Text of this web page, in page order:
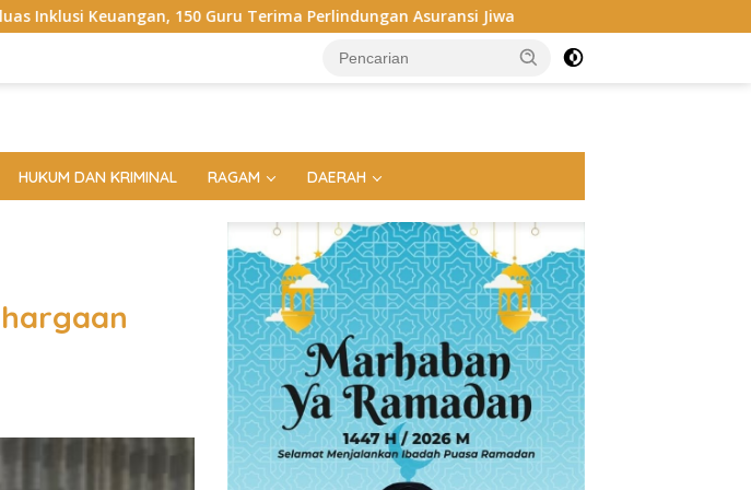
Perlindungan Asuransi Jiwa Bupati Egi Dorong ASN hingga Generasi Muda
HUKUM DAN KRIMINAL RAGAM DAERAH